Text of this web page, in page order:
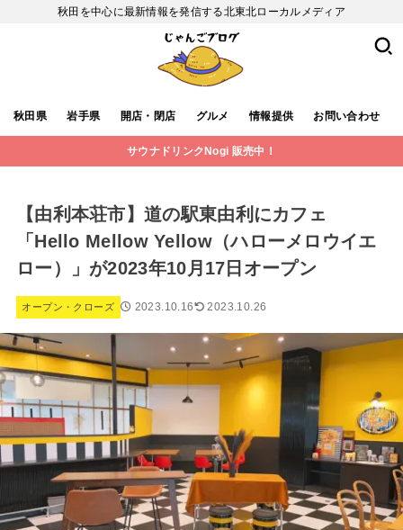
秋田を中心に最新情報を発信する北東北ローカルメディア
秋田県 岩手県 開店・閉店 グルメ 情報提供 お問い合わせ
サウナドリンクNogi 販売中！
【由利本荘市】道の駅東由利にカフェ
「Hello Mellow Yellow（ハローメロウイエ
ロー）」が2023年10月17日オープン
オープン・クローズ 2023.10.16 2023.10.26